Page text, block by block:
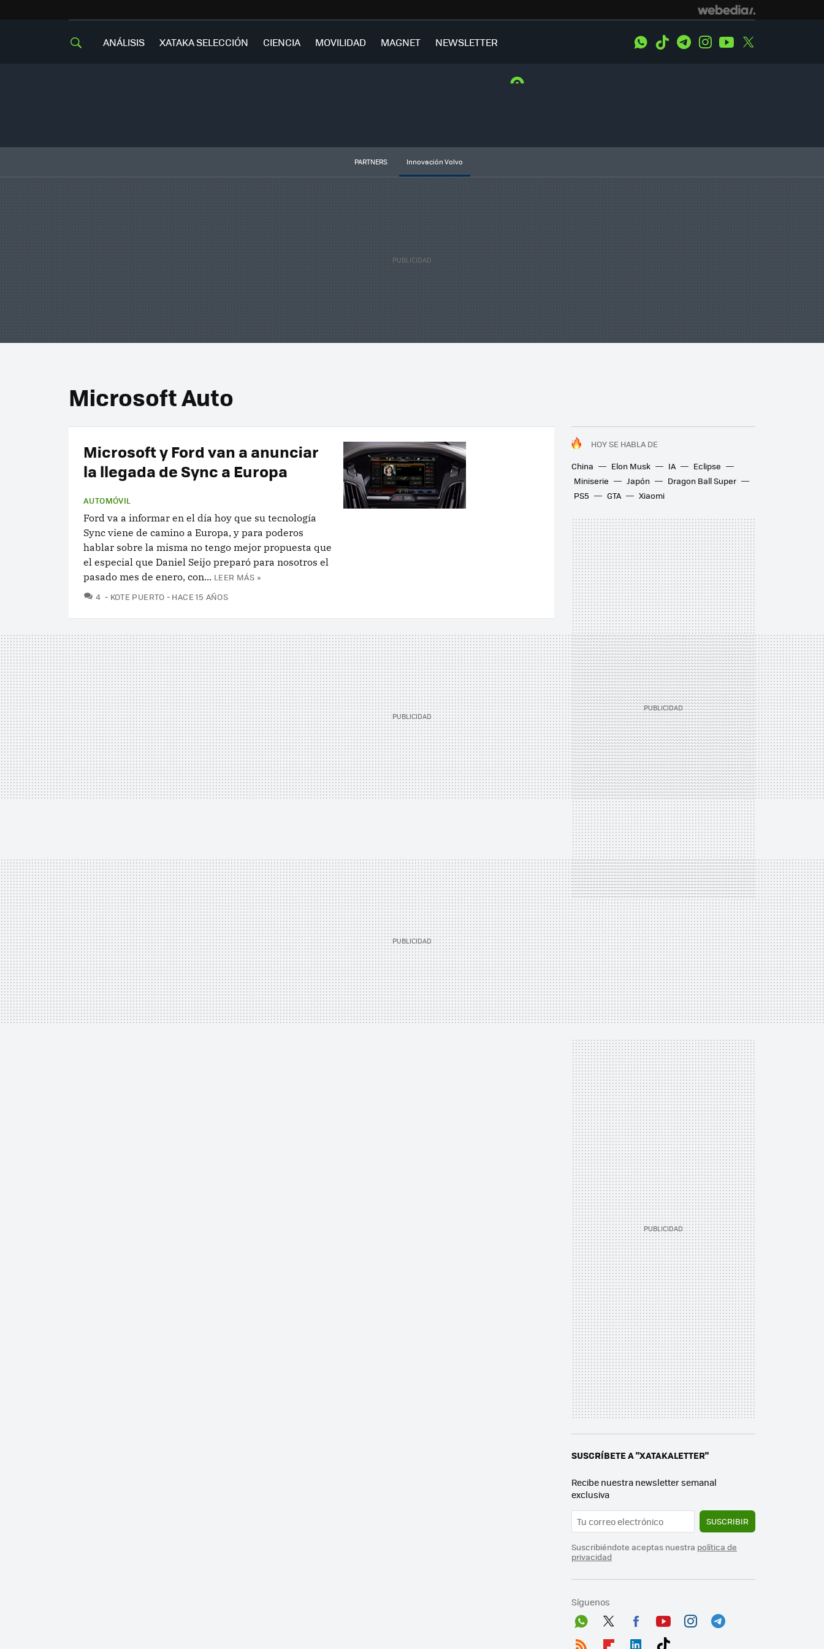
ANÁLISIS XATAKA SELECCIÓN CIENCIA MOVILIDAD MAGNET NEWSLETTER WhatsApp
Tiktok TelegramInstagramYoutube
PARTNERS Innovación Volvo
Microsoft Auto
HOY SE HABLA DE
China
Elon Musk IA
Eclipse
Miniserie
Japón
Dragon Ball Super
PS5
GTA Xiaomi
Microsoft y Ford van a anunciar
la llegada de Sync a Europa
AUTOMÓVIL
Ford va a informar en el día hoy que su tecnología
Sync viene de camino a Europa, y para poderos
hablar sobre la misma no tengo mejor propuesta que
el especial que Daniel Seijo preparó para nosotros el
pasado mes de enero, con... LEER MÁS »
4 COMENTARIOS
KOTE PUERTO HACE 15 AÑOS
SUSCRÍBETE A "XATAKALETTER"
Recibe nuestra newsletter semanal
exclusiva
SUSCRIBIR
Suscribiéndote aceptas nuestra política de
privacidad
Síguenos
Wh
Twit
Fac
You